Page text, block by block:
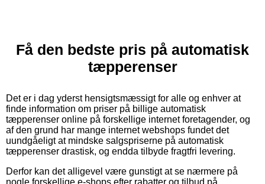
Få den bedste pris på automatisk
tæpperenser
Det er i dag yderst hensigtsmæssigt for alle og enhver at
finde information om priser på billige automatisk
tæpperenser online på forskellige internet foretagender, og
af den grund har mange internet webshops fundet det
uundgåeligt at mindske salgspriserne på automatisk
tæpperenser drastisk, og endda tilbyde fragtfri levering.
Derfor kan det alligevel være gunstigt at se nærmere på
nogle forskellige e-shops efter rabatter og tilbud på